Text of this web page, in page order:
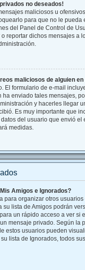
no deseados!
maliciosos u
para que no le pueda
del Panel de Control de
reportar dichos mensajes a
maliciosos de alguien
El formulario de e-mail
ha enviado tales mensajes,
y hacerles llegar
Es muy importante que
del usuario que envió el
medidas.
Amigos e Ignorados?
para organizar otros
su lista de Amigos podrán
un rápido acceso a ver si
mensaje privado. Según la
estos usuarios pueden
lista de Ignorados, todos